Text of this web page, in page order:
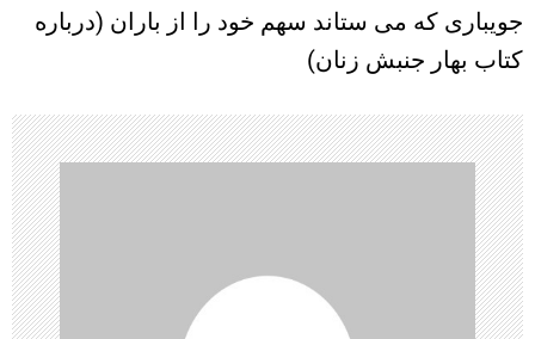
ه
ر
ی
ن
و
جویباری که می ستاند سهم خود را از باران (درباره
کتاب بهار جنبش زنان)